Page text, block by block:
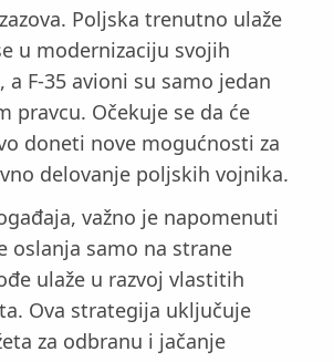
Poljska trenutno ulaže
u modernizaciju svojih
a F-35 avioni su samo jedan
pravcu. Očekuje se da će
doneti nove mogućnosti za
delovanje poljskih vojnika.
važno je napomenuti
oslanja samo na strane
ulaže u razvoj vlastitih
Ova strategija uključuje
za odbranu i jačanje